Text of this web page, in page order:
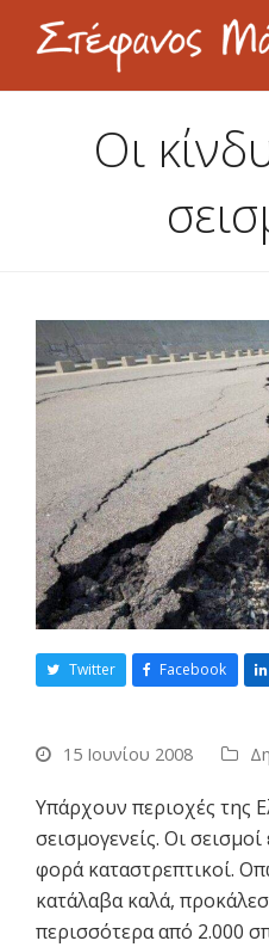
Οι
Twitter Facebook
15 Ιουνίου 2008
Υπάρχουν περιοχές της
σεισμογενείς. Οι σεισμοί
φορά καταστρεπτικοί.
κατάλαβα καλά,
περισσότερα από 2.000